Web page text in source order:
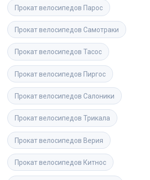
Прокат велосипедов Парос
Прокат велосипедов Самотраки
Прокат велосипедов Тасос
Прокат велосипедов Пиргос
Прокат велосипедов Салоники
Прокат велосипедов Трикала
Прокат велосипедов Верия
Прокат велосипедов Китнос